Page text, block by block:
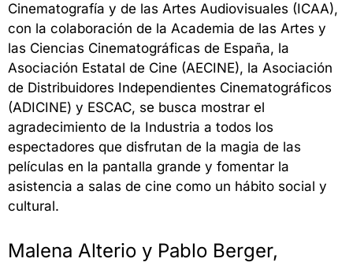
Cinematografía y de las Artes Audiovisuales (ICAA),
con la colaboración de la Academia de las Artes y
las Ciencias Cinematográficas de España, la
Asociación Estatal de Cine (AECINE), la Asociación
de Distribuidores Independientes Cinematográficos
(ADICINE) y ESCAC, se busca mostrar el
agradecimiento de la Industria a todos los
espectadores que disfrutan de la magia de las
películas en la pantalla grande y fomentar la
asistencia a salas de cine como un hábito social y
cultural.
Malena Alterio y Pablo Berger,